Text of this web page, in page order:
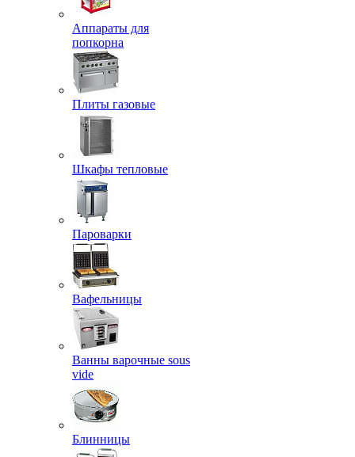
Аппараты для
попкорна
Плиты газовые
Шкафы тепловые
Пароварки
Вафельницы
Ванны варочные sous
vide
Блинницы